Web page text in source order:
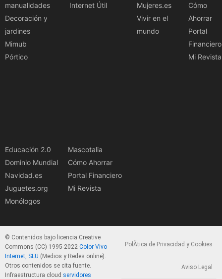
manualidades
Decoración y
jardines
Mimub
Pórtico
Internet Útil
Mujeres.es
Vivir en el
mundo
Cómo
Ahorrar
Portal
Financiero
Mi Revista
Educación 2.0
Dominio Mundial
Navidad.es
Juguetes.org
Monólogos
Mascotalia
Cómo Ahorrar
Portal Financiero
Mi Revista
© Contenidos bajo licencia Creative
Commons (CC) 1995-2022 Color Vivo
Internet, SLU (Medios y Redes online).
Otros contenidos se cita fuente.
Infraestructura cloud servidores
PolÃ­tica de Privacidad y Cookies
Aviso Legal